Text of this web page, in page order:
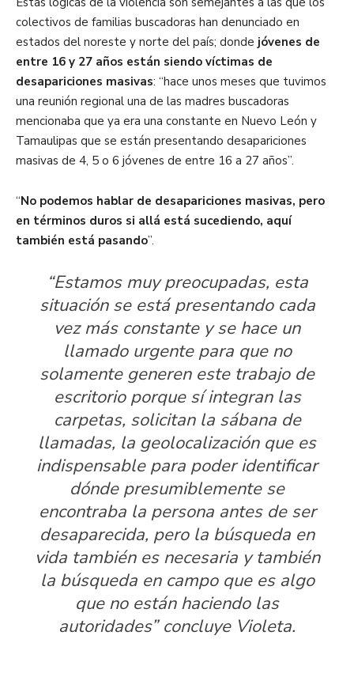
colectivos de familias buscadoras han denunciado en
estados del noreste y norte del país; donde jóvenes de
entre 16 y 27 años están siendo víctimas de
desapariciones masivas: “hace unos meses que tuvimos
una reunión regional una de las madres buscadoras
mencionaba que ya era una constante en Nuevo León y
Tamaulipas que se están presentando desapariciones
masivas de 4, 5 o 6 jóvenes de entre 16 a 27 años”.
“No podemos hablar de desapariciones masivas, pero
en términos duros si allá está sucediendo, aquí
también está pasando”.
“Estamos muy preocupadas, esta
situación se está presentando cada
vez más constante y se hace un
llamado urgente para que no
solamente generen este trabajo de
escritorio porque sí integran las
carpetas, solicitan la sábana de
llamadas, la geolocalización que es
indispensable para poder identificar
dónde presumiblemente se
encontraba la persona antes de ser
desaparecida, pero la búsqueda en
vida también es necesaria y también
la búsqueda en campo que es algo
que no están haciendo las
autoridades” concluye Violeta.